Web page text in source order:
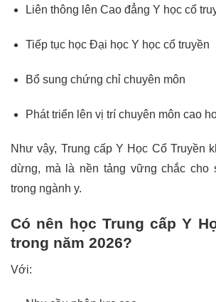
Liên thông lên Cao đẳng Y học cổ
Tiếp tục học Đại học Y học cổ truyền
Bổ sung chứng chỉ chuyên môn
Phát triển lên vị trí chuyên môn cao
Như vậy, Trung cấp Y Học Cổ Truyền
dừng, mà là nền tảng vững chắc cho
trong ngành y.
Có nên học Trung cấp Y
trong năm 2026?
Với: